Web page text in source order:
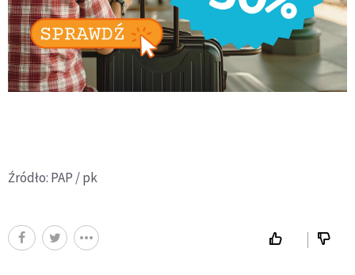
Źródło: PAP / pk